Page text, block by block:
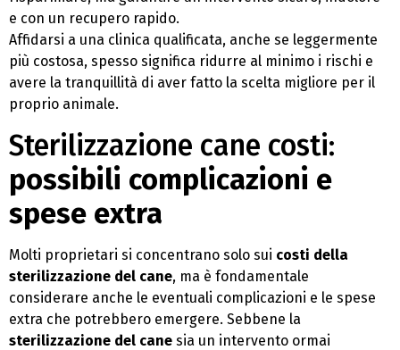
e con un recupero rapido.
Affidarsi a una clinica qualificata, anche se leggermente
più costosa, spesso significa ridurre al minimo i rischi e
avere la tranquillità di aver fatto la scelta migliore per il
proprio animale.
Sterilizzazione cane costi:
possibili complicazioni e
spese extra
Molti proprietari si concentrano solo sui costi della
sterilizzazione del cane, ma è fondamentale
considerare anche le eventuali complicazioni e le spese
extra che potrebbero emergere. Sebbene la
sterilizzazione del cane sia un intervento ormai